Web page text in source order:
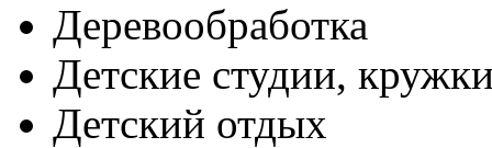
Деревообработка
Детские студии,
Детский отдых